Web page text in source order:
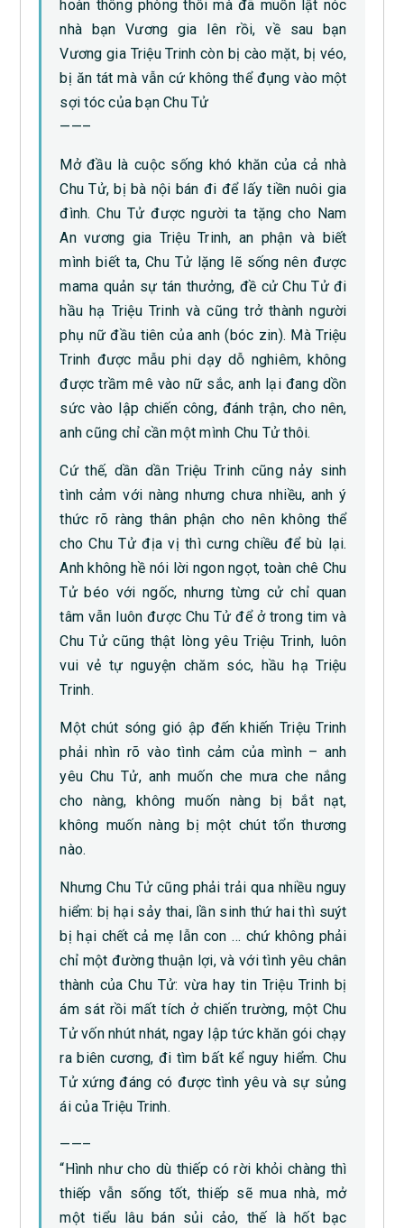
hoàn thông phòng thôi mà đã muốn lật nóc
nhà bạn Vương gia lên rồi, về sau bạn
Vương gia Triệu Trinh còn bị cào mặt, bị véo,
bị ăn tát mà vẫn cứ không thể đụng vào một
sợi tóc của bạn Chu Tử
——–
Mở đầu là cuộc sống khó khăn của cả nhà
Chu Tử, bị bà nội bán đi để lấy tiền nuôi gia
đình. Chu Tử được người ta tặng cho Nam
An vương gia Triệu Trinh, an phận và biết
mình biết ta, Chu Tử lặng lẽ sống nên được
mama quản sự tán thưởng, đề cử Chu Tử đi
hầu hạ Triệu Trinh và cũng trở thành người
phụ nữ đầu tiên của anh (bóc zin). Mà Triệu
Trinh được mẫu phi dạy dỗ nghiêm, không
được trầm mê vào nữ sắc, anh lại đang dồn
sức vào lập chiến công, đánh trận, cho nên,
anh cũng chỉ cần một mình Chu Tử thôi.
Cứ thế, dần dần Triệu Trinh cũng nảy sinh
tình cảm với nàng nhưng chưa nhiều, anh ý
thức rõ ràng thân phận cho nên không thể
cho Chu Tử địa vị thì cưng chiều để bù lại.
Anh không hề nói lời ngon ngọt, toàn chê Chu
Tử béo với ngốc, nhưng từng cử chỉ quan
tâm vẫn luôn được Chu Tử để ở trong tim và
Chu Tử cũng thật lòng yêu Triệu Trinh, luôn
vui vẻ tự nguyện chăm sóc, hầu hạ Triệu
Trinh.
Một chút sóng gió ập đến khiến Triệu Trinh
phải nhìn rõ vào tình cảm của mình – anh
yêu Chu Tử, anh muốn che mưa che nắng
cho nàng, không muốn nàng bị bắt nạt,
không muốn nàng bị một chút tổn thương
nào.
Nhưng Chu Tử cũng phải trải qua nhiều nguy
hiểm: bị hại sảy thai, lần sinh thứ hai thì suýt
bị hại chết cả mẹ lẫn con … chứ không phải
chỉ một đường thuận lợi, và với tình yêu chân
thành của Chu Tử: vừa hay tin Triệu Trinh bị
ám sát rồi mất tích ở chiến trường, một Chu
Tử vốn nhút nhát, ngay lập tức khăn gói chạy
ra biên cương, đi tìm bất kể nguy hiểm. Chu
Tử xứng đáng có được tình yêu và sự sủng
ái của Triệu Trinh.
——–
“Hình như cho dù thiếp có rời khỏi chàng thì
thiếp vẫn sống tốt, thiếp sẽ mua nhà, mở
một tiểu lâu bán sủi cảo, thế là hốt bạc